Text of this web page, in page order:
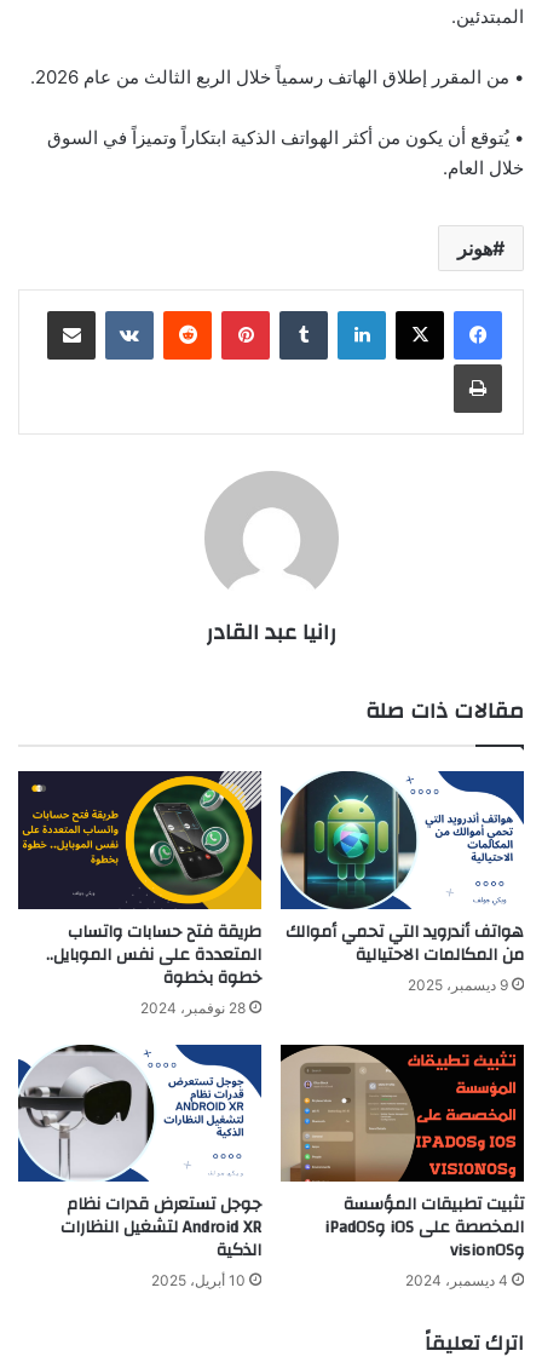
المبتدئين.
• من المقرر إطلاق الهاتف رسمياً خلال الربع الثالث من عام 2026.
• يُتوقع أن يكون من أكثر الهواتف الذكية ابتكاراً وتميزاً في السوق
خلال العام.
هونر
لينكدإن بينتيريست مشاركة عبر البريد
طباعة
رانيا عبد القادر
مقالات ذات صلة
هواتف أندرويد التي تحمي أموالك
من المكالمات الاحتيالية
9 ديسمبر، 2025
طريقة فتح حسابات واتساب
المتعددة على نفس الموبايل..
خطوة بخطوة
28 نوفمبر، 2024
تثبيت تطبيقات المؤسسة
المخصصة على iOS وiPadOS
وvisionOS
4 ديسمبر، 2024
جوجل تستعرض قدرات نظام
Android XR لتشغيل النظارات
الذكية
10 أبريل، 2025
اترك تعليقاً